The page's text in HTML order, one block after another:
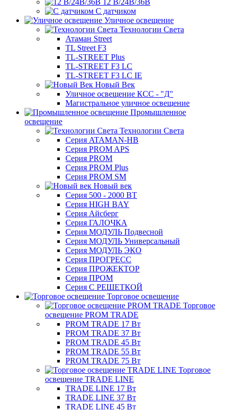
12 В/24В/36В
С датчиком
Уличное освещение
Технологии Света
Атаман Street
TL Street F3
TL-STREET Plus
TL-STREET F3 LC
TL-STREET F3 LC IE
Новый Век
Уличное освещение КСС - "Д"
Магистральное уличное освещение
Промышленное
освещение
Технологии Света
Серия ATAMAN-HB
Серия PROM APS
Серия PROM
Серия PROM Plus
Серия PROM SM
Новый век
Серия 500 - 2000 ВТ
Серия HIGH BAY
Серия Айсберг
Серия ГАЛОЧКА
Серия МОДУЛЬ Подвесной
Серия МОДУЛЬ Универсальный
Серия МОДУЛЬ ЭКО
Серия ПРОГРЕСС
Серия ПРОЖЕКТОР
Серия ПРОМ
Серия С РЕШЕТКОЙ
Торговое освещение
Торговое
освещение PROM TRADE
PROM TRADE 17 Вт
PROM TRADE 37 Вт
PROM TRADE 45 Вт
PROM TRADE 55 Вт
PROM TRADE 75 Вт
Торговое
освещение TRADE LINE
TRADE LINE 17 Вт
TRADE LINE 37 Вт
TRADE LINE 45 Вт